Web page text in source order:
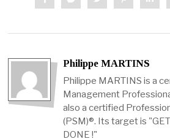
Philippe MARTINS
Philippe MARTINS is a
Management
also a certified
(PSM)®. Its target is
DONE !"